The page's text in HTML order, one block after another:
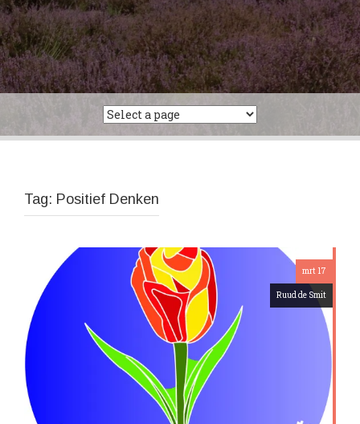
Tag: Positief Denken
mrt 17
Ruud de Smit